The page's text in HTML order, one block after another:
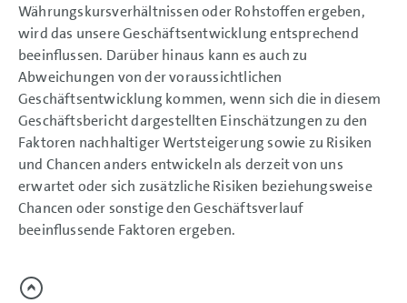
Währungskursverhältnissen oder Rohstoffen ergeben,
wird das unsere Geschäftsentwicklung entsprechend
beeinflussen. Darüber hinaus kann es auch zu
Abweichungen von der voraussichtlichen
Geschäftsentwicklung kommen, wenn sich die in diesem
Geschäftsbericht dargestellten Einschätzungen zu den
Faktoren nachhaltiger Wertsteigerung sowie zu Risiken
und Chancen anders entwickeln als derzeit von uns
erwartet oder sich zusätzliche Risiken beziehungsweise
Chancen oder sonstige den Geschäftsverlauf
beeinflussende Faktoren ergeben.